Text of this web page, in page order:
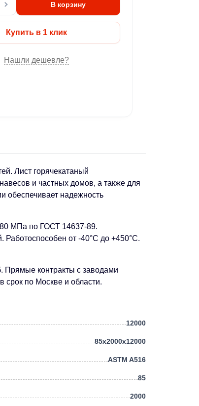
В корзину
Купить в 1 клик
Нашли дешевле?
Лист горячекатаный
и частных домов, а также для
обеспечивает надежность
МПа по ГОСТ 14637-89.
от -40°C до +450°C.
Прямые контракты с заводами
срок по Москве и области.
12000
85х2000х12000
ASTM A516
85
2000